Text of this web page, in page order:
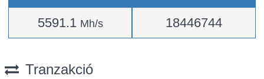
5591.1 Mh/s 18446744
Tranzakció